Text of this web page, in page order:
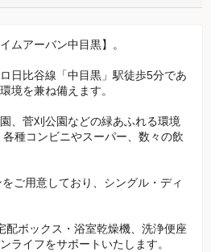
ムアーバン中目黒】。
日比谷線「中目黒」駅徒歩5分であ
境を兼ね備えます。
、菅刈公園などの緑あふれる環境
種コンビニやスーパー、数々の飲
ご用意しており、シングル・ディ
ボックス・浴室乾燥機、洗浄便座
ライフをサポートいたします。